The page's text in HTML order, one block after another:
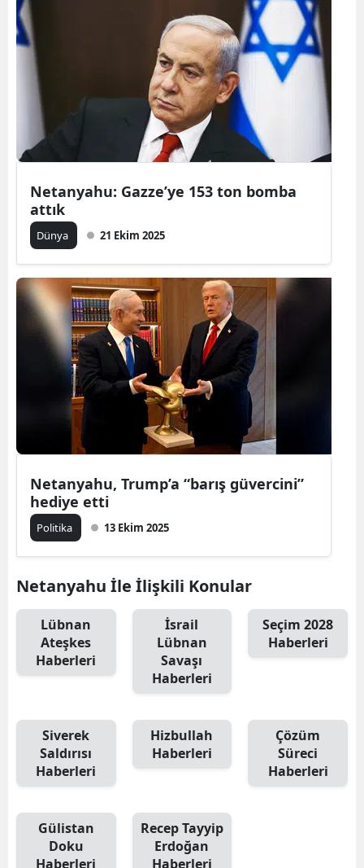
Netanyahu: Gazze’ye 153 ton bomba
attık
Dünya 21 Ekim 2025
Netanyahu, Trump’a “barış güvercini”
hediye etti
Politika 13 Ekim 2025
Netanyahu İle İlişkili Konular
Lübnan
Ateşkes
Haberleri
İsrail
Lübnan
Savaşı
Haberleri
Seçim 2028
Haberleri
Siverek
Saldırısı
Haberleri
Hizbullah
Haberleri
Çözüm
Süreci
Haberleri
Gülistan
Doku
Haberleri
Recep Tayyip
Erdoğan
Haberleri